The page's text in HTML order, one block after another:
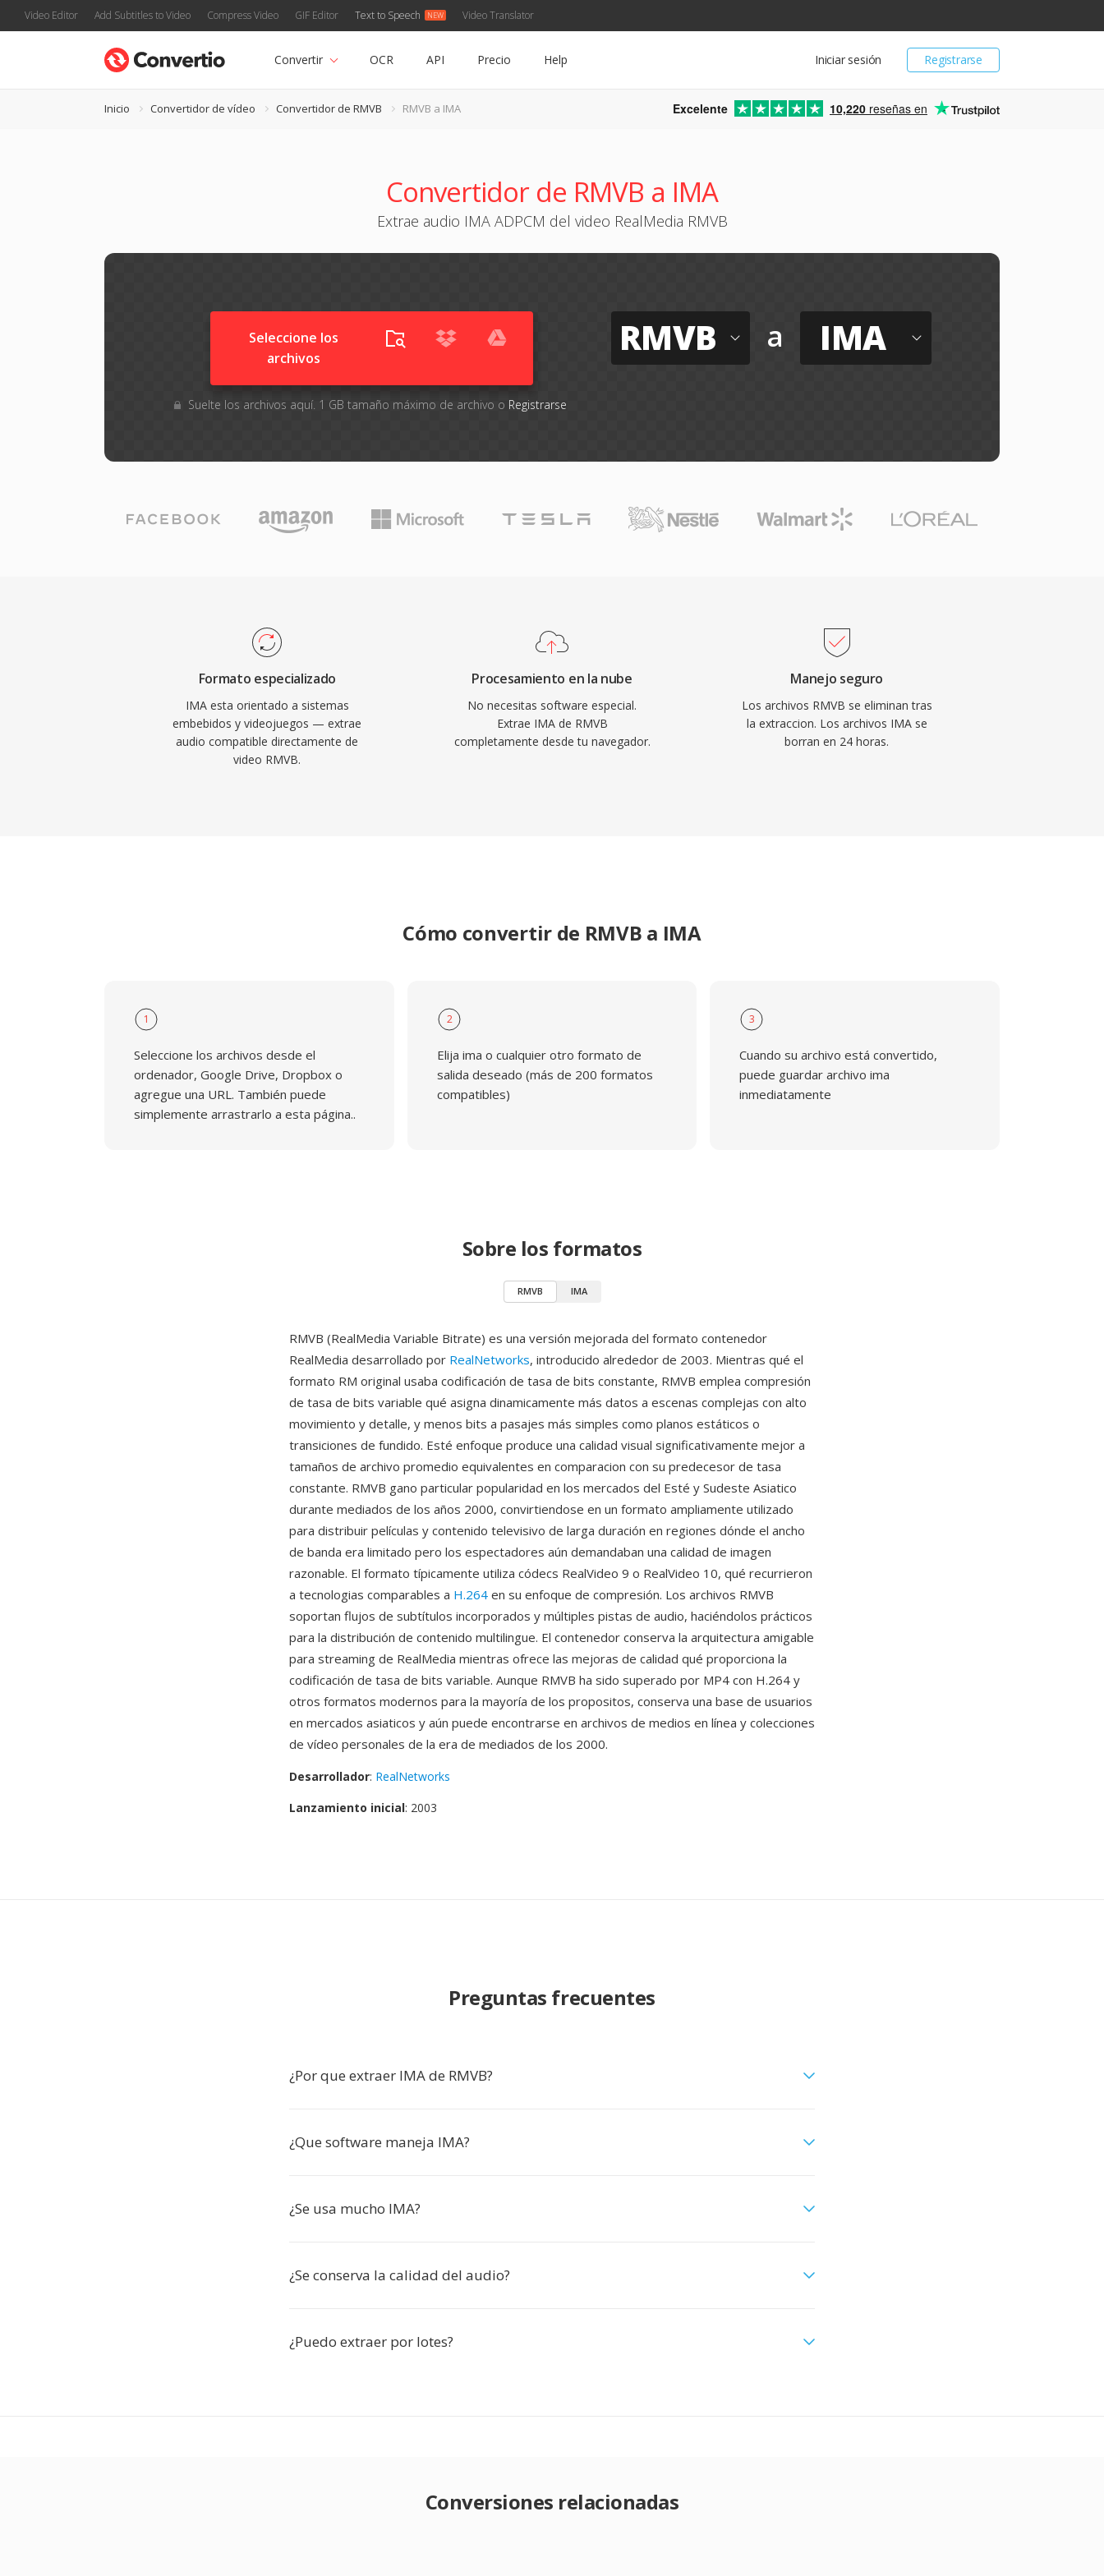
Video Editor Add Subtitles to Video Compress Video GIF Editor Text to Speech Video Translator
Registrarse
Iniciar sesión
Convertir OCR API Precio Help
Inicio Convertidor de vídeo Convertidor de RMVB RMVB a IMA Excelente 10,220 reseñas en
Convertidor de RMVB a IMA
Extrae audio IMA ADPCM del video RealMedia RMVB
Seleccione los
archivos
Suelte los archivos aquí. 1 GB tamaño máximo de archivo o Registrarse
RMVB a IMA
Formato especializado
IMA esta orientado a sistemas
embebidos y videojuegos — extrae
audio compatible directamente de
video RMVB.
Procesamiento en la nube
No necesitas software especial.
Extrae IMA de RMVB
completamente desde tu navegador.
Manejo seguro
Los archivos RMVB se eliminan tras
la extraccion. Los archivos IMA se
borran en 24 horas.
Cómo convertir de RMVB a IMA
1
Seleccione los archivos desde el
ordenador, Google Drive, Dropbox o
agregue una URL. También puede
simplemente arrastrarlo a esta página..
2
Elija ima o cualquier otro formato de
salida deseado (más de 200 formatos
compatibles)
3
Cuando su archivo está convertido,
puede guardar archivo ima
inmediatamente
Sobre los formatos
RMVB IMA
RMVB (RealMedia Variable Bitrate) es una versión mejorada del formato contenedor
RealMedia desarrollado por RealNetworks, introducido alrededor de 2003. Mientras qué el
formato RM original usaba codificación de tasa de bits constante, RMVB emplea compresión
de tasa de bits variable qué asigna dinamicamente más datos a escenas complejas con alto
movimiento y detalle, y menos bits a pasajes más simples como planos estáticos o
transiciones de fundido. Esté enfoque produce una calidad visual significativamente mejor a
tamaños de archivo promedio equivalentes en comparacion con su predecesor de tasa
constante. RMVB gano particular popularidad en los mercados del Esté y Sudeste Asiatico
durante mediados de los años 2000, convirtiendose en un formato ampliamente utilizado
para distribuir películas y contenido televisivo de larga duración en regiones dónde el ancho
de banda era limitado pero los espectadores aún demandaban una calidad de imagen
razonable. El formato típicamente utiliza códecs RealVideo 9 o RealVideo 10, qué recurrieron
a tecnologias comparables a H.264 en su enfoque de compresión. Los archivos RMVB
soportan flujos de subtítulos incorporados y múltiples pistas de audio, haciéndolos prácticos
para la distribución de contenido multilingue. El contenedor conserva la arquitectura amigable
para streaming de RealMedia mientras ofrece las mejoras de calidad qué proporciona la
codificación de tasa de bits variable. Aunque RMVB ha sido superado por MP4 con H.264 y
otros formatos modernos para la mayoría de los propositos, conserva una base de usuarios
en mercados asiaticos y aún puede encontrarse en archivos de medios en línea y colecciones
de vídeo personales de la era de mediados de los 2000.
Desarrollador: RealNetworks
Lanzamiento inicial: 2003
Preguntas frecuentes
¿Por que extraer IMA de RMVB?
¿Que software maneja IMA?
¿Se usa mucho IMA?
¿Se conserva la calidad del audio?
¿Puedo extraer por lotes?
Conversiones relacionadas